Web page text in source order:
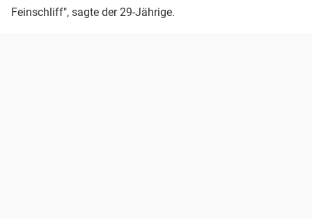
Feinschliff", sagte der 29-Jährige.